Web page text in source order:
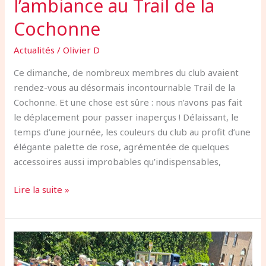
l’ambiance au Trail de la
Cochonne
Actualités /Olivier D
Ce dimanche, de nombreux membres du club avaient
rendez-vous au désormais incontournable Trail de la
Cochonne. Et une chose est sûre : nous n’avons pas fait
le déplacement pour passer inaperçus ! Délaissant, le
temps d’une journée, les couleurs du club au profit d’une
élégante palette de rose, agrémentée de quelques
accessoires aussi improbables qu’indispensables,
Lire la suite »
Sous
un